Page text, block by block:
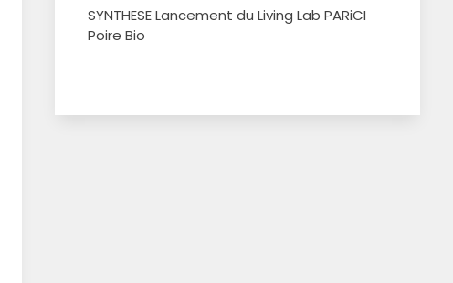
SYNTHESE Lancement du Living Lab PARiCI
Poire Bio